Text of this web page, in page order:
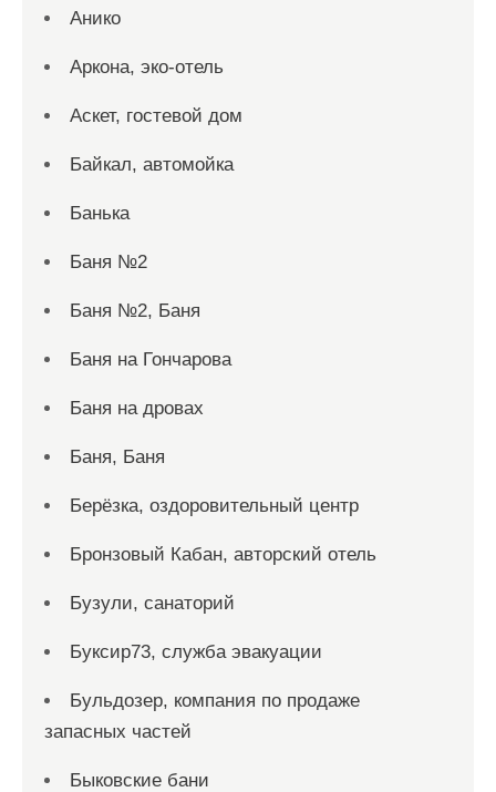
Анико
Аркона, эко-отель
Аскет, гостевой дом
Байкал, автомойка
Банька
Баня №2
Баня №2, Баня
Баня на Гончарова
Баня на дровах
Баня, Баня
Берёзка, оздоровительный центр
Бронзовый Кабан, авторский отель
Бузули, санаторий
Буксир73, служба эвакуации
Бульдозер, компания по продаже
запасных частей
Быковские бани